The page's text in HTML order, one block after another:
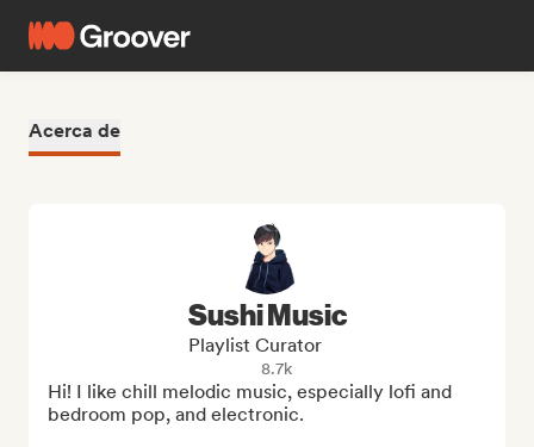
Acerca de
Sushi Music
Playlist Curator
8.7k
Hi! I like chill melodic music, especially lofi and
bedroom pop, and electronic.